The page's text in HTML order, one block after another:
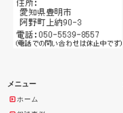
メニュー
ホーム